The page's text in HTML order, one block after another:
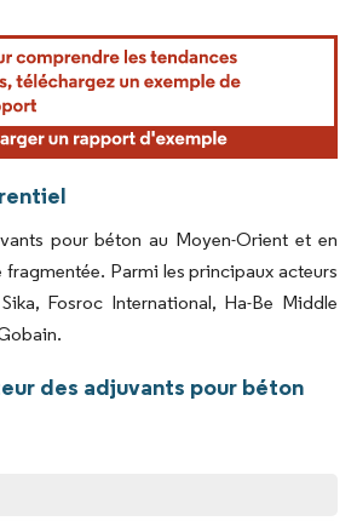
La réutilisation nécessite une attribution sous CC BY
pour béton au Moyen-Orient et en
Parmi les principaux acteurs
Fosroc International, Ha-Be Middle
des adjuvants pour béton